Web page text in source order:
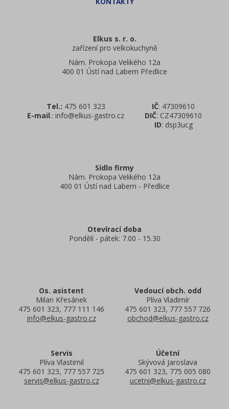
Elkus s. r. o.
zařízení pro velkokuchyně
Nám. Prokopa Velikého 12a
400 01 Ústí nad Labem Předlice
Tel.: 475 601 323
E-mail.: info@elkus-gastro.cz
IČ: 47309610
DIČ: CZ47309610
ID: dsp3ucg
Sídlo firmy
Nám. Prokopa Velikého 12a
400 01 Ústí nad Labem - Předlice
Otevírací doba
Pondělí - pátek: 7.00 - 15.30
Os. asistent
Milan Křesánek
475 601 323, 777 111 146
info@elkus-gastro.cz
Vedoucí obch. odd
Plíva Vladimír
475 601 323, 777 557 726
obchod@elkus-gastro.cz
Servis
Plíva Vlastimil
475 601 323, 777 557 725
servis@elkus-gastro.cz
Účetní
Skývová Jaroslava
475 601 323, 775 005 080
ucetni@elkus-gastro.cz